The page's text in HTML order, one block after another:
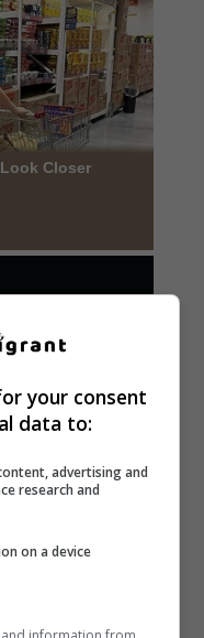
your consent
data to:
advertising and
research and
on a device